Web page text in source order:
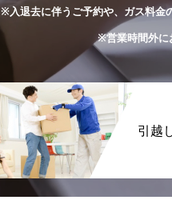
※入退去に伴うご予約や、ガス料金
※営業時間外に
引越